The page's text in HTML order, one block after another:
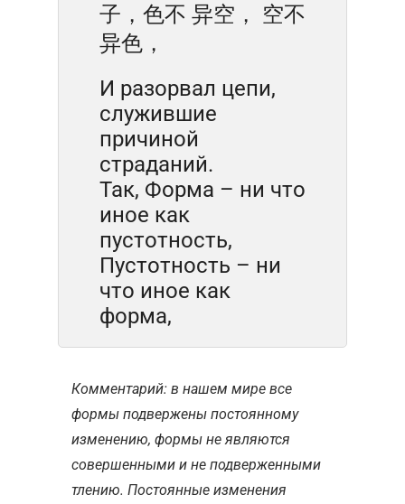
子，色不 异空， 空不
异色，
И разорвал цепи,
служившие
причиной
страданий.
Так, Форма – ни что
иное как
пустотность,
Пустотность – ни
что иное как
форма,
Комментарий: в нашем мире все
формы подвержены постоянному
изменению, формы не являются
совершенными и не подверженными
тлению. Постоянные изменения